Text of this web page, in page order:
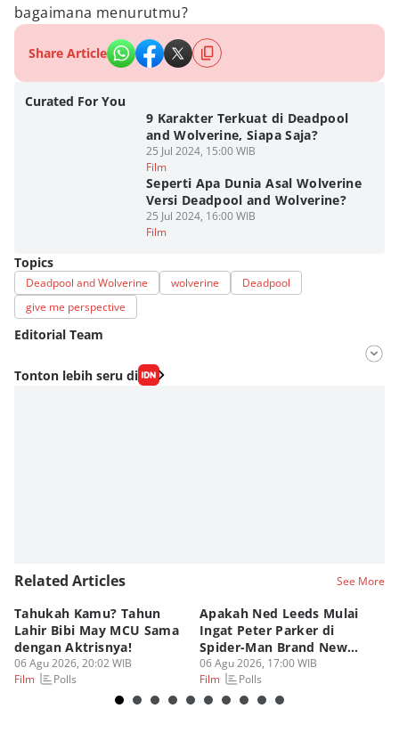
bagaimana menurutmu?
Share Article
Curated For You
9 Karakter Terkuat di Deadpool
and Wolverine, Siapa Saja?
25 Jul 2024, 15:00 WIB
Film
Seperti Apa Dunia Asal Wolverine
Versi Deadpool and Wolverine?
25 Jul 2024, 16:00 WIB
Film
Topics
Deadpool and Wolverine wolverine
Deadpool
give me perspective
Editorial Team
Editor
Fahrul Razi Uni Nurullah
Tonton lebih seru di
Related Articles See More
Tahukah Kamu? Tahun
Lahir Bibi May MCU Sama
dengan Aktrisnya!
06 Agu 2026, 20:02 WIB
Film
Polls
Apakah Ned Leeds Mulai
Ingat Peter Parker di
Spider-Man Brand New
Day?
06 Agu 2026, 17:00 WIB
Film
Polls